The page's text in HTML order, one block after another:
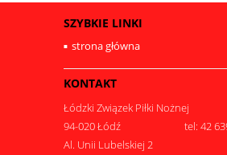
SZYBKIE LINKI
strona główna
KONTAKT
Łódzki Związek Piłki Nożnej
94-020 Łódź
tel: 42
Al. Unii Lubelskiej 2